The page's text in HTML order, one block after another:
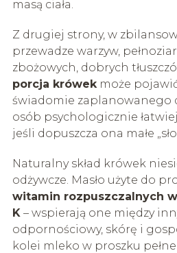
masą ciała.
Z drugiej strony, w
przewadze warzyw,
zbożowych, dobrych
porcja krówekmoże
świadomie zaplanowanego
osób psychologicznie
jeśli dopuszcza ona małe
Naturalny skład krówek
odżywcze. Masło użyte do
witamin rozpuszczalnych w
K– wspierają one między
odpornościowy, skórę i
kolei mleko w proszku